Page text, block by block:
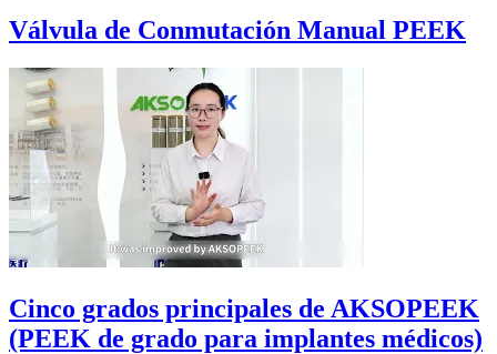
Válvula de Conmutación Manual PEEK
Cinco grados principales de AKSOPEEK
(PEEK de grado para implantes médicos)